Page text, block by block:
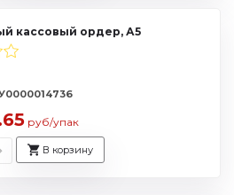
кассовый ордер, А5
руб/упак
В корзину